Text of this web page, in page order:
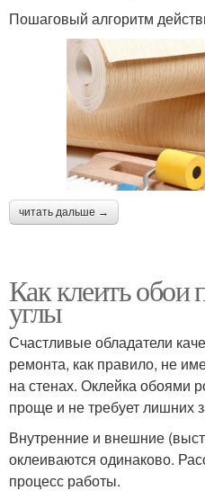
Пошаговый алгоритм
читать дальше →
Как клеить обои
углы
Счастливые обладатели
ремонта, как правило, не
на стенах. Оклейка обоями
проще и не требует лишних
Внутренние и внешние
оклеиваются одинаково.
процесс работы.